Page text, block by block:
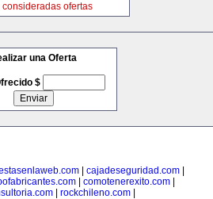
consideradas ofertas
una Oferta
$
| cajadeseguridad.com|
comotenerexito.com
rockchileno.com